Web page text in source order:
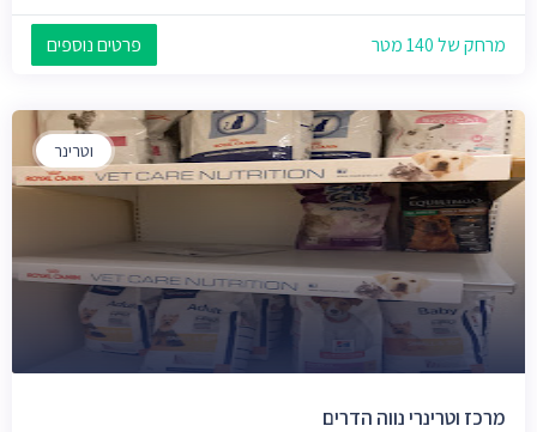
מרחק של 140 מטר פרטים נוספים
וטרינר
מרכז וטרינרי נווה הדרים